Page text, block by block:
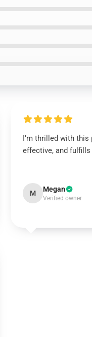
I’m thrilled with this
effective, and
M Megan
Verified owner